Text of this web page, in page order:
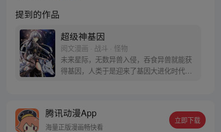
提到的作品
超级神基因
阅文漫画 · 战斗 · 怪物
未来星际，无数异兽入侵，吞食异兽就能获
得基因，人类于是迎来了基因大进化时代。
基因！
腾讯动漫App
海量正版漫画畅快看
立即下载